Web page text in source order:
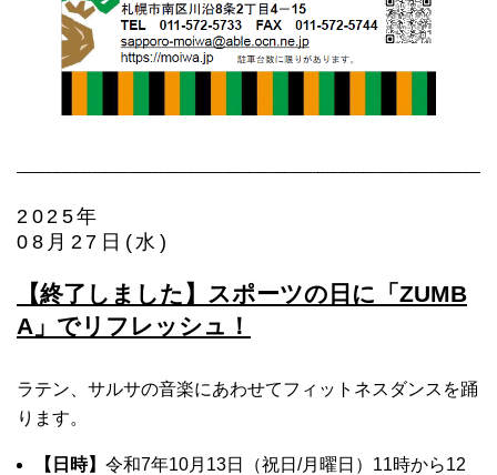
2025年
08月27日(水)
【終了しました】スポーツの日に「ZUMB
A」でリフレッシュ！
ラテン、サルサの音楽にあわせてフィットネスダンスを踊
ります。
【日時】 令和7年10月13日（祝日/月曜日）11時から12